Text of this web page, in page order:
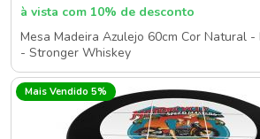
à vista com 10% de desconto
Mesa Madeira Azulejo 60cm Cor Natural -
- Stronger Whiskey
Mais Vendido 5%